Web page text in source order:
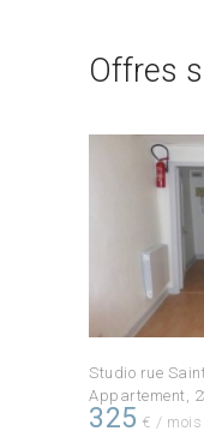
Offres
Studio rue
Appartement
325 € / mois